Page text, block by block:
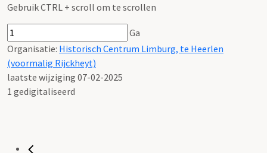
Gebruik CTRL + scroll om te scrollen
Ga
Organisatie: Historisch Centrum Limburg, te Heerlen
(voormalig Rijckheyt)
laatste wijziging 07-02-2025
1 gedigitaliseerd